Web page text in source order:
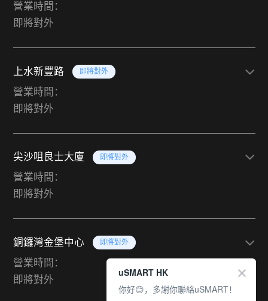
營業時間：
即將對外
上水新豐路 即將對外
營業時間：
即將對外
尖沙咀良士大廈 即將對外
營業時間：
即將對外
銅鑼灣金堡中心 即將對外
營業時間：
即將對外
uSMART HK
你好😊，多謝你聯絡uSMART！